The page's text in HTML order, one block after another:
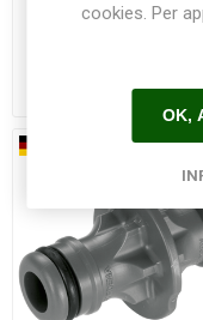
€7,60
cookies. Per
OK,